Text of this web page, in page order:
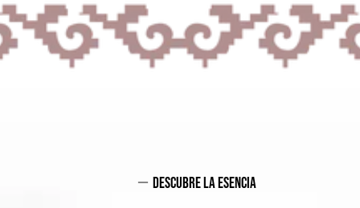
Descubre La Esencia